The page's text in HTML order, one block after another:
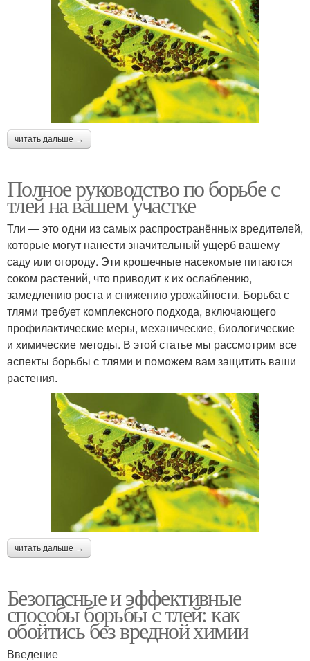
читать дальше →
Полное руководство по борьбе с
тлей на вашем участке
Тли — это одни из самых распространённых вредителей,
которые могут нанести значительный ущерб вашему
саду или огороду. Эти крошечные насекомые питаются
соком растений, что приводит к их ослаблению,
замедлению роста и снижению урожайности. Борьба с
тлями требует комплексного подхода, включающего
профилактические меры, механические, биологические
и химические методы. В этой статье мы рассмотрим все
аспекты борьбы с тлями и поможем вам защитить ваши
растения.
читать дальше →
Безопасные и эффективные
способы борьбы с тлей: как
обойтись без вредной химии
Введение